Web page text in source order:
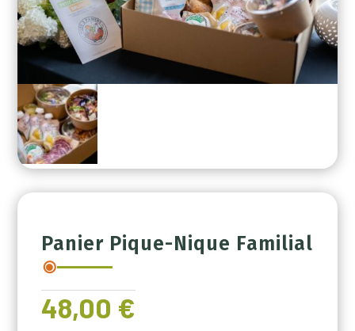
Panier Pique-Nique Familial
48,00 €